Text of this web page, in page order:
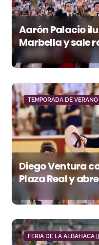
Aarón Palacio
Marbella y sale
junto a
Morante
TEMPORADA DE
Diego Ventura
Plaza Real y
Grande en El
FERIA DE LA ALBAHACA